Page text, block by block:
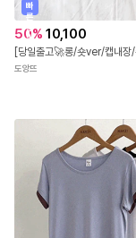
빠
른
출
발
50% 10,100
도앙뜨